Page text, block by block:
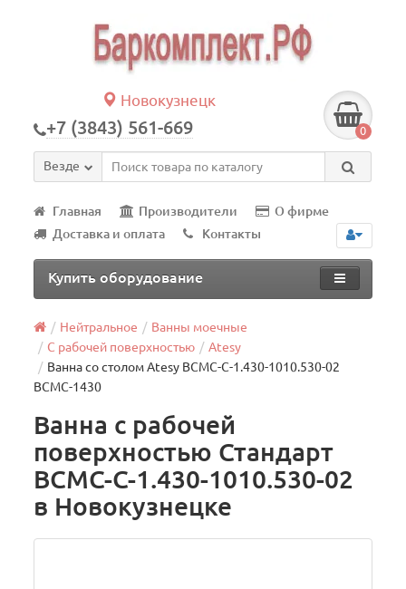
Новокузнецк
+7 (3843) 561-669 0
Везде
Главная Производители
О фирме
Доставка и оплата
Контакты
Купить оборудование
Нейтральное
Ванны моечные
С рабочей поверхностью
Atesy
Ванна со столом Atesy ВСМС-С-1.430-1010.530-02
ВСМС-1430
Ванна с рабочей
поверхностью Стандарт
ВСМС-С-1.430-1010.530-02
в Новокузнецке